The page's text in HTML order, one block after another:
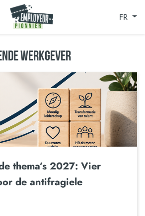
FR
WERKGEVER
thema’s 2027: Vier
de antifragiele